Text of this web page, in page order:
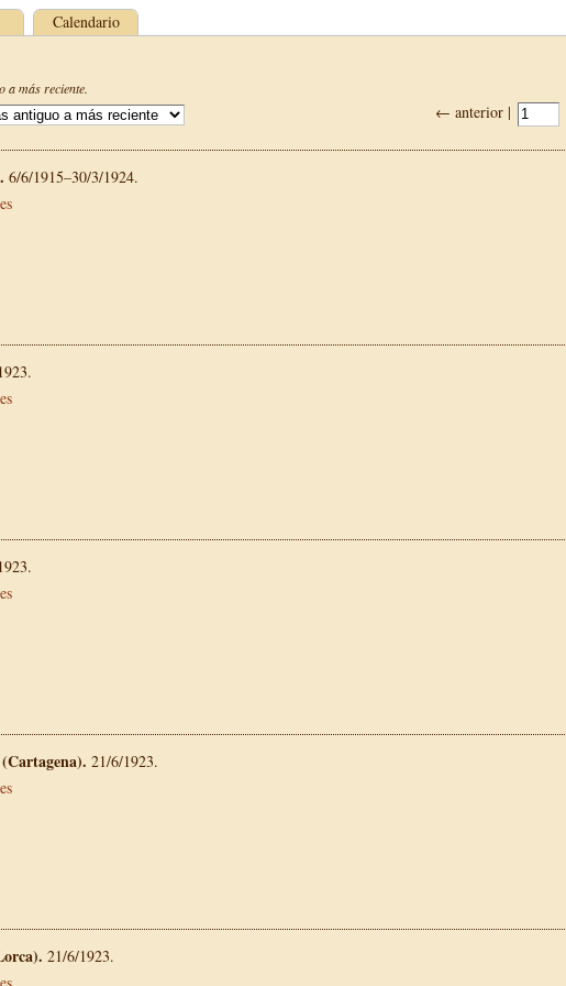
Calendario
a más reciente.
← anterior |
6/6/1915–30/3/1924.
1923.
1923.
21/6/1923.
21/6/1923.